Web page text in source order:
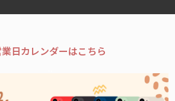
カレンダーはこちら